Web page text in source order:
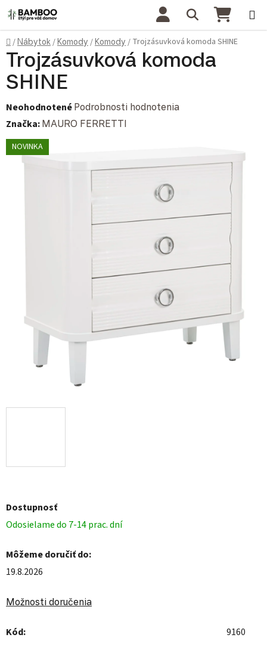
Prejsť na obsah Hľadať
Domov
/Nábytok /Komody /Komody / Trojzásuvková komoda SHINE
Dostupnosť
Odosielame do 7-14 prac. dní
Môžeme doručiť do:
19.8.2026
Možnosti doručenia
Kód: 9160
Trojzásuvková komoda
SHINE
Priemerné hodnotenie produktu je 0,0 z 5 hviezdičiek.
Neohodnotené Podrobnosti hodnotenia
Značka: MAURO FERRETTI
NOVINKA